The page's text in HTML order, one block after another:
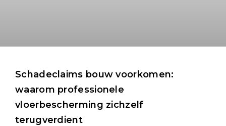
Schadeclaims bouw voorkomen:
waarom professionele
vloerbescherming zichzelf
terugverdient